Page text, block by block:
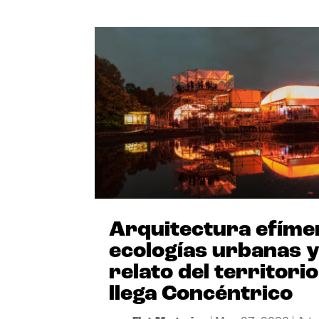
Arquitectura
ecologías urbanas
relato del
llega Concéntrico